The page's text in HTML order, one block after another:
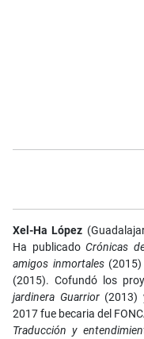
Xel-Ha López
Ha publicadoCrónicas
amigos inmortales(2015)
(2015). Cofundó los
jardinera Guarrior(2013)
2017 fue becaria del
Traducción y